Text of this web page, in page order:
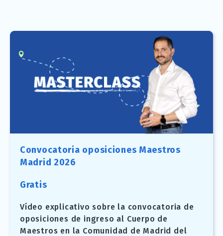
Convocatoria oposiciones Maestros
Madrid 2026
Gratis
Vídeo explicativo sobre la convocatoria de
oposiciones de ingreso al Cuerpo de
Maestros en la Comunidad de Madrid del